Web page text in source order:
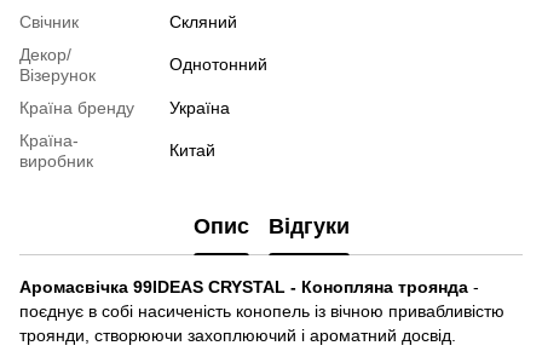
Свічник
Скляний
Декор/
Візерунок
Однотонний
Країна бренду
Україна
Країна-
виробник
Китай
Опис Відгуки
Аромасвічка 99IDEAS CRYSTAL - Конопляна троянда -
поєднує в собі насиченість конопель із вічною привабливістю
троянди, створюючи захоплюючий і ароматний досвід.